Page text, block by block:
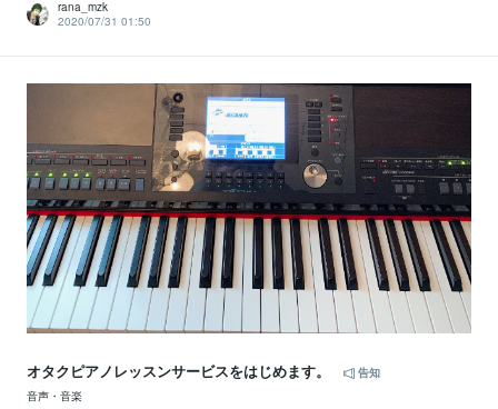
rana_mzk
2020/07/31 01:50
オタクピアノレッスンサービスをはじめます。
告知
音声・音楽